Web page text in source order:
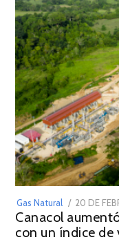
Gas Natural
POSTED
ON
20 DE
Canacol
con un índice de